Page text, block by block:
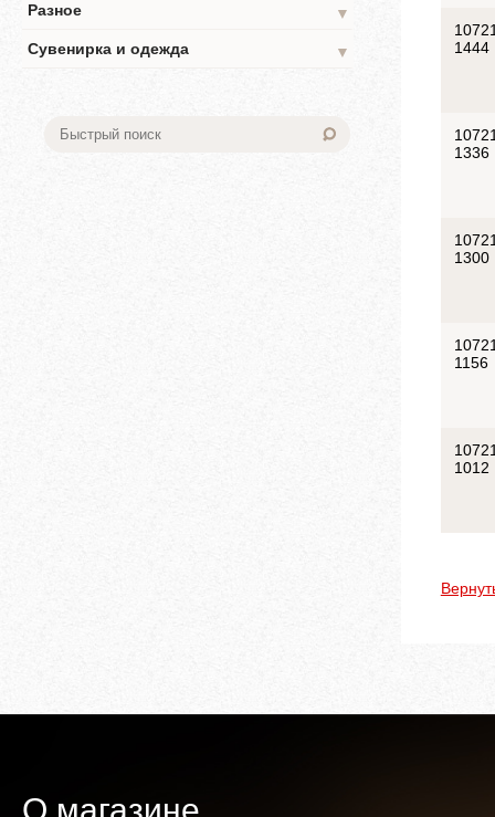
Разное
▼
Сувенирка и одежда
▼
1444
1336
1300
1156
1012